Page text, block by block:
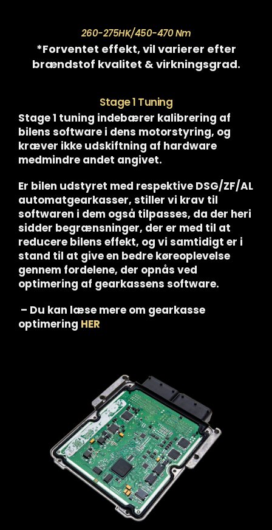
260-275HK/450-470 Nm
*Forventet effekt, vil varierer efter
brændstof kvalitet & virkningsgrad.
Stage 1 Tuning
Stage 1 tuning indebærer kalibrering af
bilens software i dens motorstyring, og
kræver ikke udskiftning af hardware
medmindre andet angivet.
Er bilen udstyret med respektive DSG/ZF/AL
automatgearkasser, stiller vi krav til
softwaren i dem også tilpasses, da der heri
sidder begrænsninger, der er med til at
reducere bilens effekt, og vi samtidigt er i
stand til at give en bedre køreoplevelse
gennem fordelene, der opnås ved
optimering af gearkassens software.
– Du kan læse mere om gearkasse
optimering HER